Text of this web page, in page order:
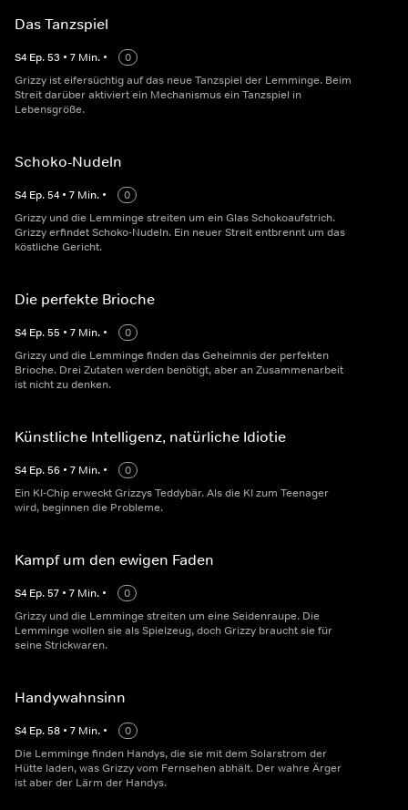
Das Tanzspiel
S4 Ep.53 • 7 Min. •
0
Grizzy ist eifersüchtig auf das neue Tanzspiel der Lemminge. Beim
Streit darüber aktiviert ein Mechanismus ein Tanzspiel in
Lebensgröße.
Schoko-Nudeln
S4 Ep.54 • 7 Min. •
0
Grizzy und die Lemminge streiten um ein Glas Schokoaufstrich.
Grizzy erfindet Schoko-Nudeln. Ein neuer Streit entbrennt um das
köstliche Gericht.
Die perfekte Brioche
S4 Ep.55 • 7 Min. •
0
Grizzy und die Lemminge finden das Geheimnis der perfekten
Brioche. Drei Zutaten werden benötigt, aber an Zusammenarbeit
ist nicht zu denken.
Künstliche Intelligenz, natürliche Idiotie
S4 Ep.56 • 7 Min. •
0
Ein KI-Chip erweckt Grizzys Teddybär. Als die KI zum Teenager
wird, beginnen die Probleme.
Kampf um den ewigen Faden
S4 Ep.57 • 7 Min. •
0
Grizzy und die Lemminge streiten um eine Seidenraupe. Die
Lemminge wollen sie als Spielzeug, doch Grizzy braucht sie für
seine Strickwaren.
Handywahnsinn
S4 Ep.58 • 7 Min. •
0
Die Lemminge finden Handys, die sie mit dem Solarstrom der
Hütte laden, was Grizzy vom Fernsehen abhält. Der wahre Ärger
ist aber der Lärm der Handys.